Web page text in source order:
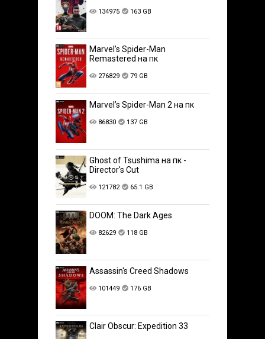
134975 163 GB
Marvel’s Spider-Man
Remastered на пк
276829 79 GB
Marvel’s Spider-Man 2 на пк
86830 137 GB
Ghost of Tsushima на пк -
Director's Cut
121782 65.1 GB
DOOM: The Dark Ages
82629 118 GB
Assassin's Creed Shadows
101449 176 GB
Clair Obscur: Expedition 33